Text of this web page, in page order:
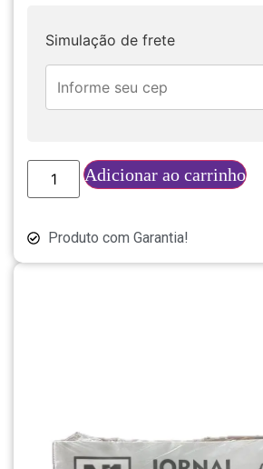
Simulação de frete
Adicionar ao carrinho
Produto com Garantia!